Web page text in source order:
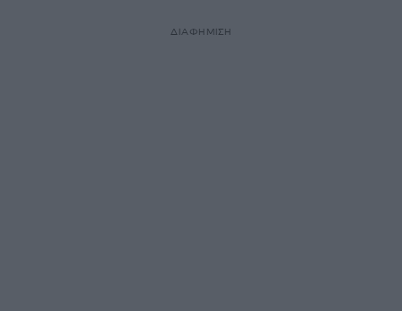
ΔΙΑΦΗΜΙΣΗ